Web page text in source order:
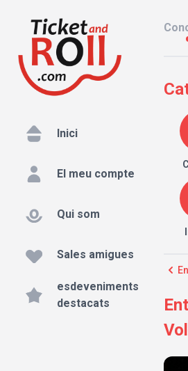
Inici
El meu compte
Qui som
Sales amigues
esdeveniments
destacats